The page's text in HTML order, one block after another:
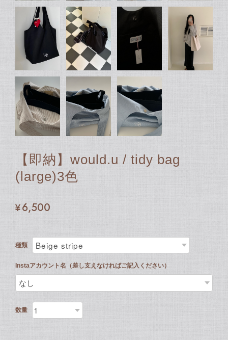
【即納】would.u / tidy bag
(large)3色
¥6,500
種類
Instaアカウント名（差し支えなければご記入ください）
数量